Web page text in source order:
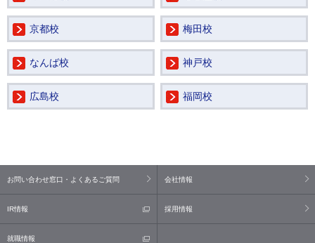
京都校 梅田校
なんば校 神戸校
広島校 福岡校
お問い合わせ窓口・よくあるご質問 会社情報
IR情報 採用情報
就職情報